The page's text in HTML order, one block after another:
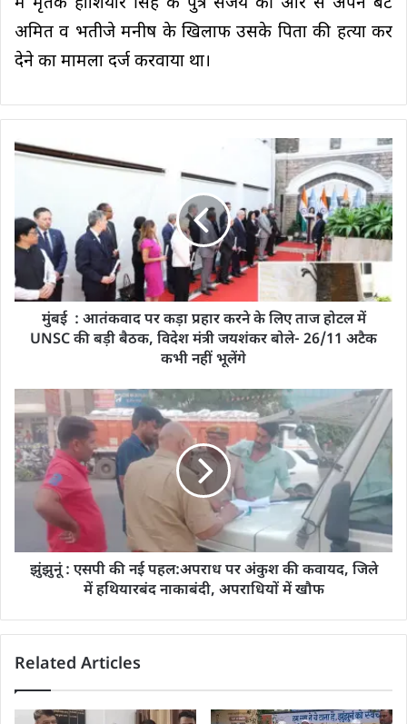
अमित व भतीजे मनीष के खिलाफ उसके पिता की हत्या कर
देने का मामला दर्ज करवाया था।
मुंबई : आतंकवाद पर कड़ा प्रहार करने के लिए ताज होटल में
UNSC की बड़ी बैठक, विदेश मंत्री जयशंकर बोले- 26/11 अटैक
कभी नहीं भूलेंगे
झुंझुनूं : एसपी की नई पहल:अपराध पर अंकुश की कवायद, जिले
में हथियारबंद नाकाबंदी, अपराधियों में खौफ
Related Articles